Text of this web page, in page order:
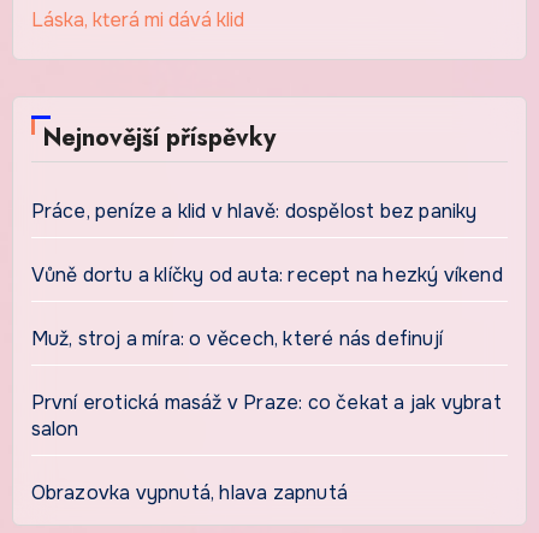
Láska, která mi dává klid
Nejnovější příspěvky
Práce, peníze a klid v hlavě: dospělost bez paniky
Vůně dortu a klíčky od auta: recept na hezký víkend
Muž, stroj a míra: o věcech, které nás definují
První erotická masáž v Praze: co čekat a jak vybrat
salon
Obrazovka vypnutá, hlava zapnutá